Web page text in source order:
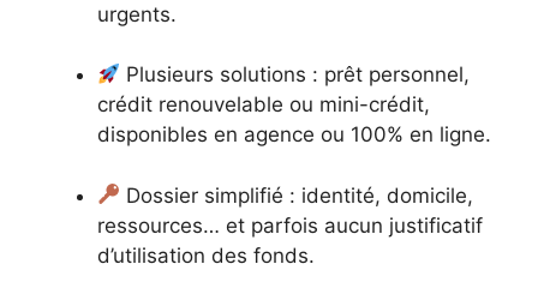
urgents.
Plusieurs solutions : prêt personnel,
crédit renouvelable ou mini-crédit,
disponibles en agence ou 100% en ligne.
Dossier simplifié : identité, domicile,
ressources… et parfois aucun justificatif
d’utilisation des fonds.